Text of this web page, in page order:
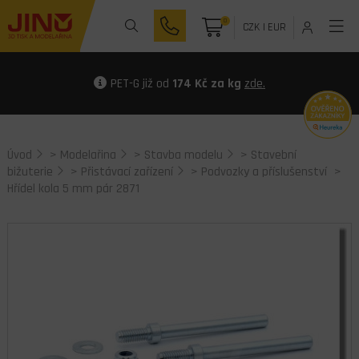
0 CZK| EUR
PET-G již od 174 Kč za kg zde.
Úvod > Modelařina > Stavba modelu > Stavební
bižuterie
> Přistávací zařízení > Podvozky a příslušenství >
Hřídel kola 5 mm pár 2871